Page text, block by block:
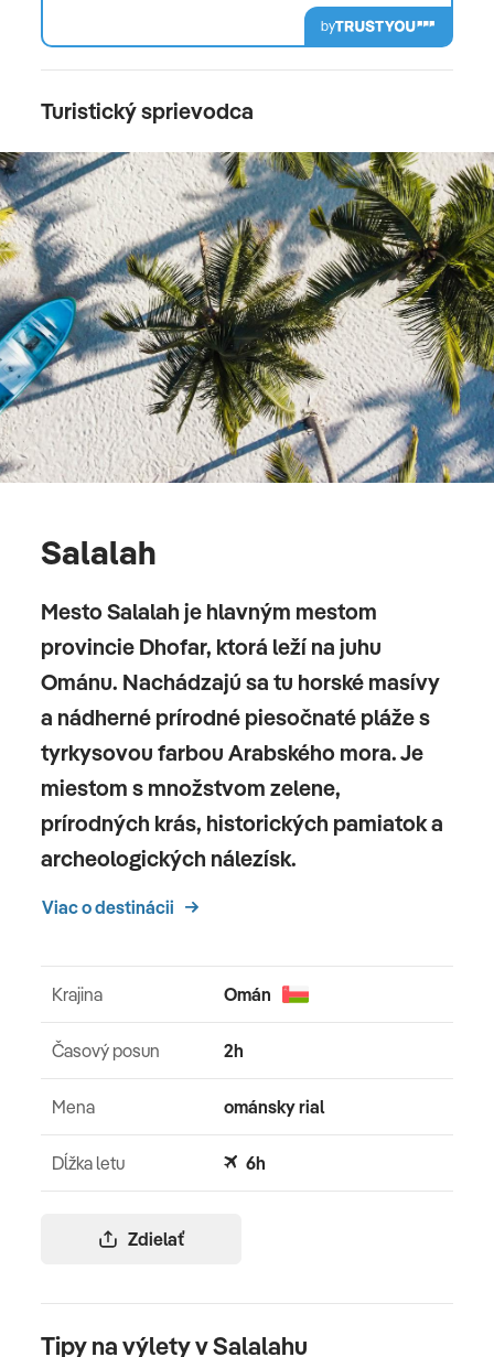
by
Turistický sprievodca
Salalah
Mesto Salalah je hlavným mestom
provincie Dhofar, ktorá leží na juhu
Ománu. Nachádzajú sa tu horské masívy
a nádherné prírodné piesočnaté pláže s
tyrkysovou farbou Arabského mora. Je
miestom s množstvom zelene,
prírodných krás, historických pamiatok a
archeologických nálezísk.
Viac o destinácii
Zdielať
Krajina Omán
Časový posun 2h
Mena ománsky rial
Dĺžka letu 6h
Tipy na výlety v Salalahu